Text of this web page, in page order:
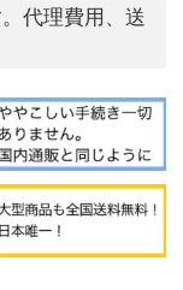
代理費用、送